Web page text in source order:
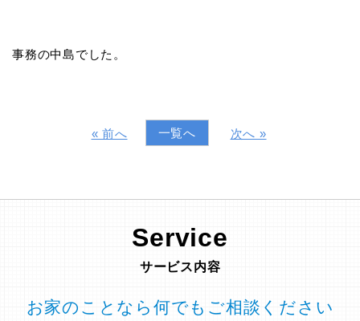
事務の中島でした。
« 前へ 一覧へ 次へ »
Service
サービス内容
お家のことなら何でもご相談ください